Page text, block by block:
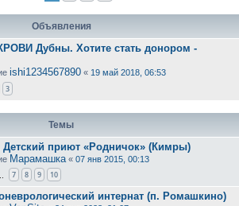
Объявления
Дубны. Хотите стать донором -
ishi1234567890 « 19 май 2018, 06:53
3
Темы
Детский приют «Родничок» (Кимры)
Марамашка « 07 янв 2015, 00:13
7 8 9 10
интернат (п. Ромашкино)